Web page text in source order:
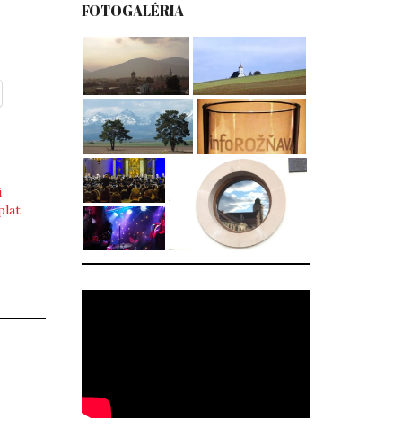
FOTOGALÉRIA